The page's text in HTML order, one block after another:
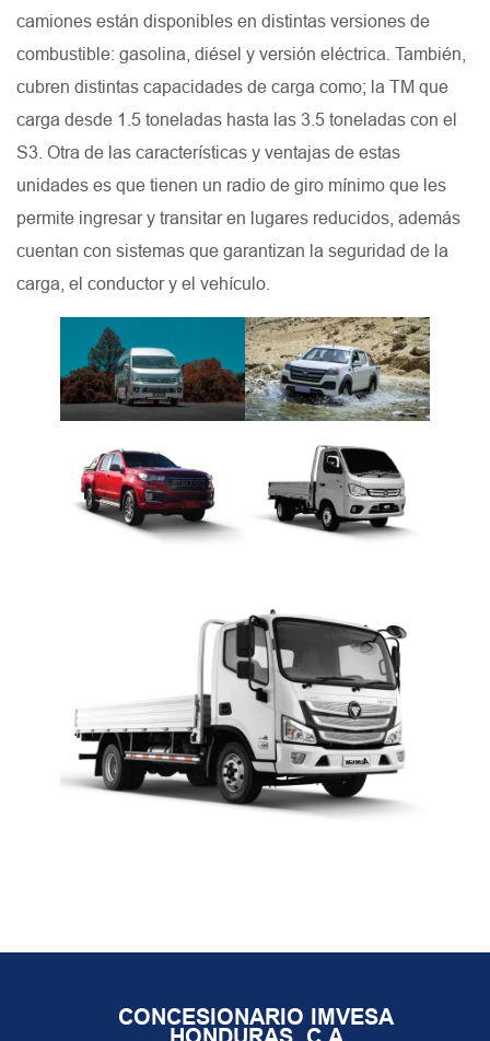
camiones están disponibles en distintas versiones de
combustible: gasolina, diésel y versión eléctrica. También,
cubren distintas capacidades de carga como; la TM que
carga desde 1.5 toneladas hasta las 3.5 toneladas con el
S3. Otra de las características y ventajas de estas
unidades es que tienen un radio de giro mínimo que les
permite ingresar y transitar en lugares reducidos, además
cuentan con sistemas que garantizan la seguridad de la
carga, el conductor y el vehículo.
CONCESIONARIO IMVESA